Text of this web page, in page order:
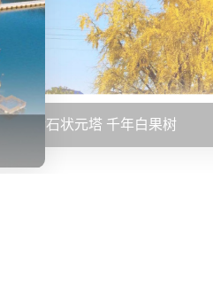
金石状元塔 千年白果树